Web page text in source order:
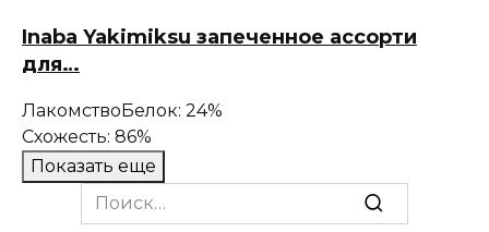
Inaba Yakimiksu запеченное ассорти
для…
ЛакомствоБелок: 24%
Схожесть: 86%
Показать еще
Search
for: